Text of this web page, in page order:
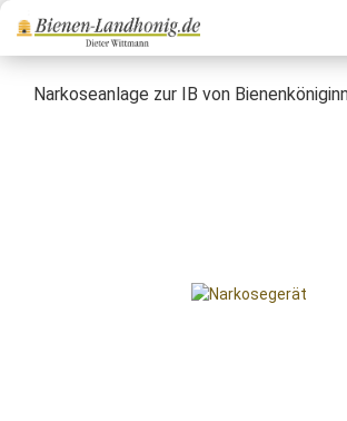
Narkoseanlage zur IB von